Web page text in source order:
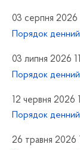
03 серпня 2026
Порядок
03 липня 2026
Порядок денний
12 червня 2026
Порядок денний
26 травня 2026